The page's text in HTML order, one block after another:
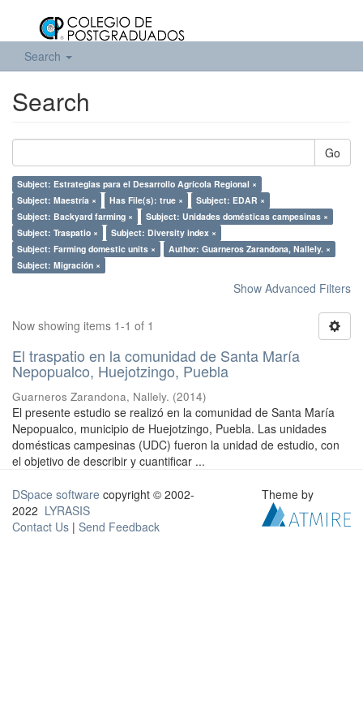
Search
Search
Go
Subject: Estrategias para el Desarrollo Agrícola Regional ×
Subject: Maestría ×
Has File(s): true ×
Subject: EDAR ×
Subject: Backyard farming ×
Subject: Unidades domésticas campesinas ×
Subject: Traspatio ×
Subject: Diversity index ×
Subject: Farming domestic units ×
Author: Guarneros Zarandona, Nallely. ×
Subject: Migración ×
Show Advanced Filters
Now showing items 1-1 of 1
El traspatio en la comunidad de Santa María
Nepopualco, Huejotzingo, Puebla
Guarneros Zarandona, Nallely. (2014)
El presente estudio se realizó en la comunidad de Santa María
Nepopualco, municipio de Huejotzingo, Puebla. Las unidades
domésticas campesinas (UDC) fueron la unidad de estudio, con
el objetivo de describir y cuantificar ...
DSpace software copyright © 2002-
2022 LYRASIS
Contact Us | Send Feedback
Theme by